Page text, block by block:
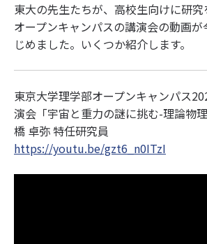
東大の先生たちが、高校生向けに研
オープンキャンパスの講演会の動画
じめました。いくつか紹介します。
東京大学理学部オープンキャンパス
演会「宇宙と重力の謎に挑む-理論物
橋 卓弥 特任研究員
https://youtu.be/gzt6_n0ITzI